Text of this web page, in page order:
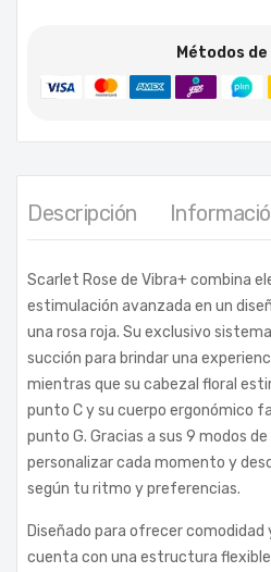
Métodos
Descripción
Scarlet Rose de Vibra+ combina
estimulación avanzada en un
una rosa roja. Su exclusivo
succión para brindar una
mientras que su cabezal floral
punto C y su cuerpo ergonómico
punto G. Gracias a sus 9 modos
personalizar cada momento y
según tu ritmo y preferencias.
Diseñado para ofrecer comodidad
cuenta con una estructura